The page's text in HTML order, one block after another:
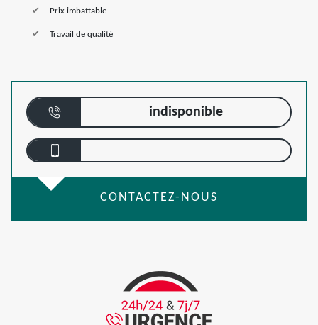
Prix imbattable
Travail de qualité
indisponible
CONTACTEZ-NOUS